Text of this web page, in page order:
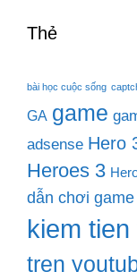
Thẻ
bài học cuộc sống
GA game
adsense Hero
Heroes 3
dẫn chơi
kiem
tren